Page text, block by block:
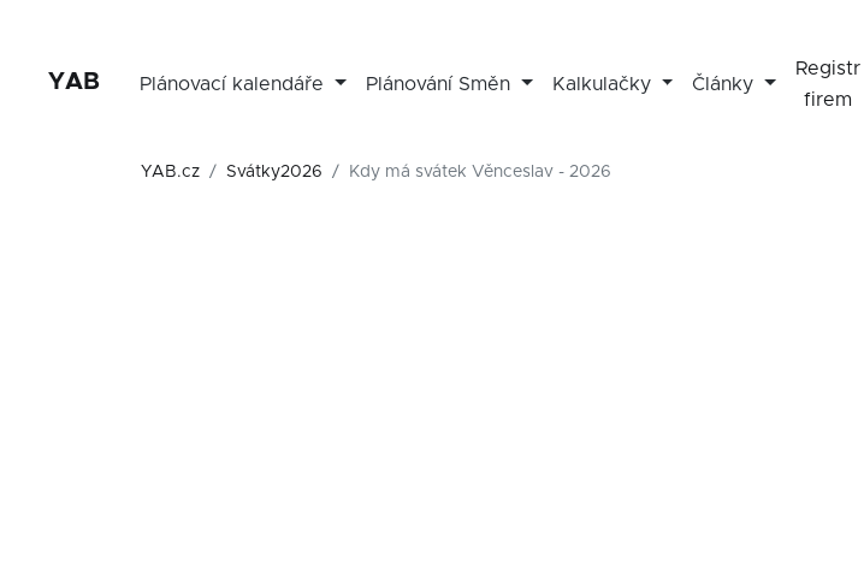
YAB Plánovací kalendáře Plánování Směn Kalkulačky Články
Registr
firem
YAB.cz Svátky2026 Kdy má svátek Věnceslav - 2026